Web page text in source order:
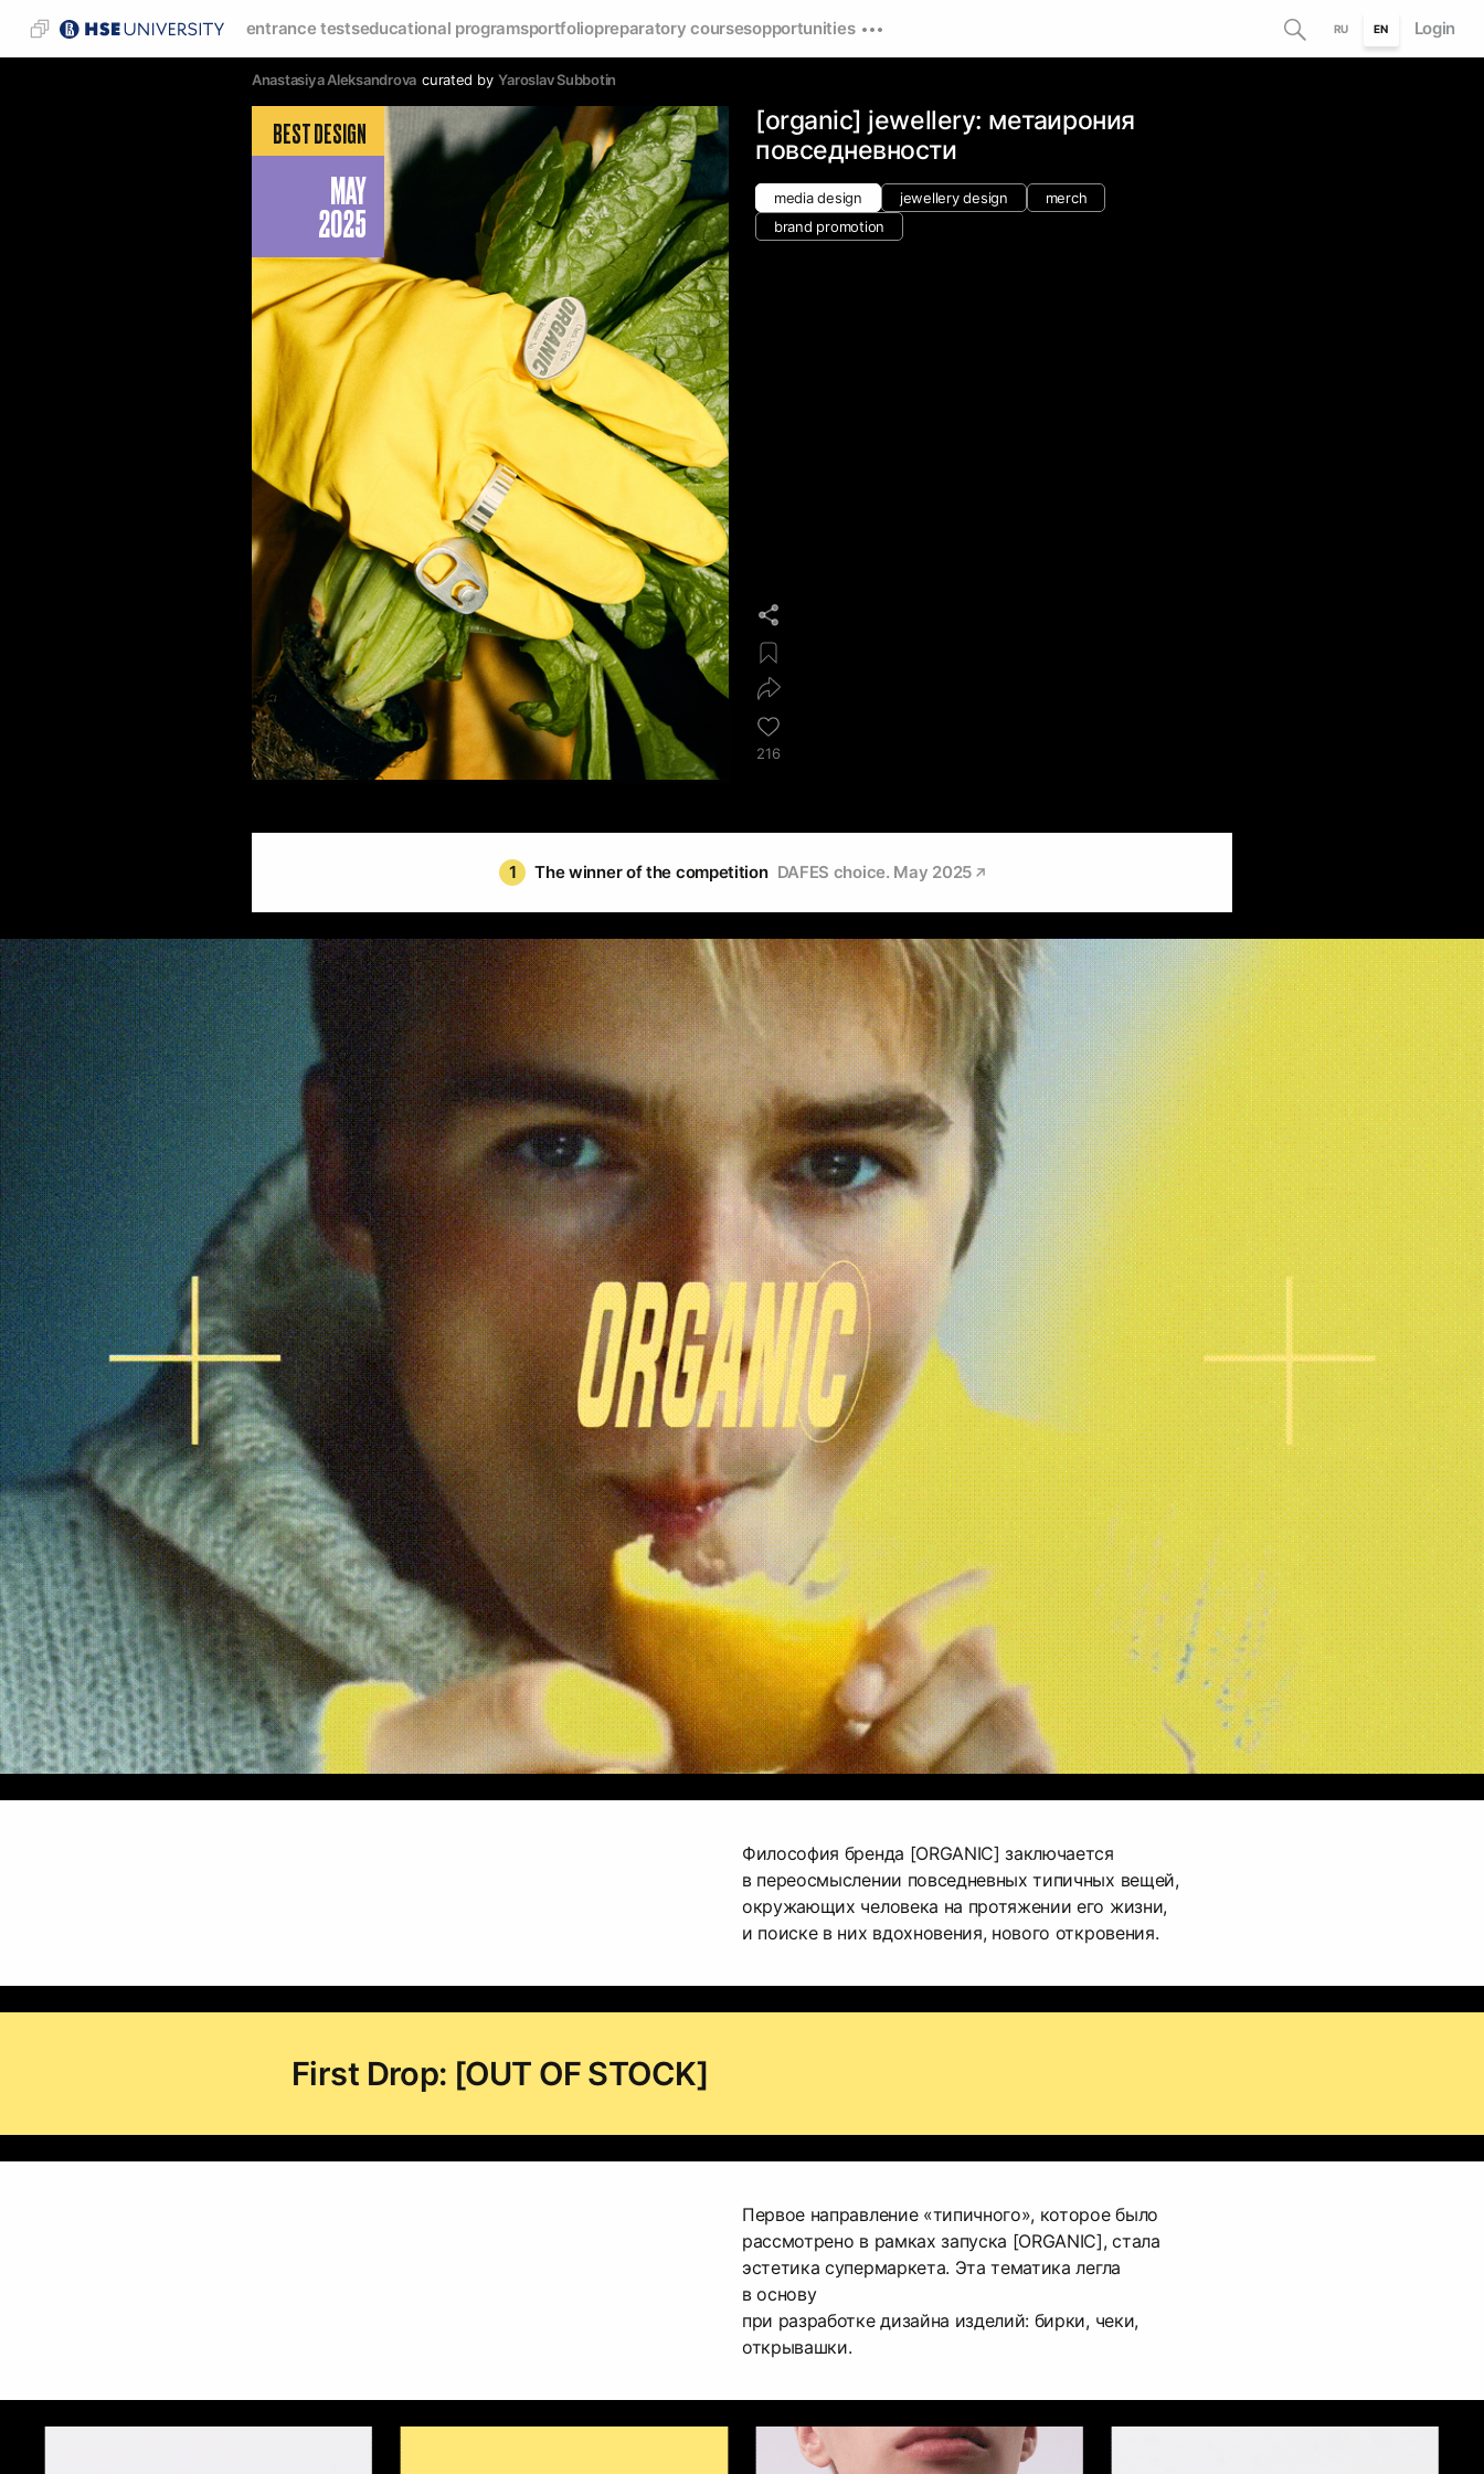
entrance testseducational programsportfoliopreparatory coursesopportunities RU EN Login
Anastasiya Aleksandrova curated by Yaroslav Subbotin
BEST DESIGN
MAY
2025
[organic] jewellery: метаирония
повседневности
media design jewellery design
merch
brand promotion
216
1 The winner of the competition DAFES choice. May 2025
Философия бренда [ORGANIC] заключается
в переосмыслении повседневных типичных вещей,
окружающих человека на протяжении его жизни,
и поиске в них вдохновения, нового откровения.
First Drop: [OUT OF STOCK]
Первое направление «типичного», которое было
рассмотрено в рамках запуска [ORGANIC], стала
эстетика супермаркета. Эта тематика легла
в основу
при разработке дизайна изделий: бирки, чеки,
открывашки.